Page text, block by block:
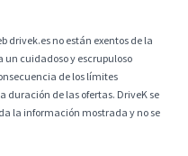
drivek.es no están exentos de la
un cuidadoso y escrupuloso
de los límites
duración de las ofertas. DriveK se
la información mostrada y no se